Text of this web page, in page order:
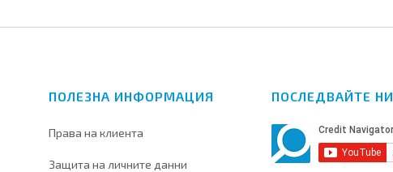
ПОЛЕЗНА ИНФОРМАЦИЯ
Права на клиента
Защита на личните данни
ПОСЛЕДВАЙТЕ НИ